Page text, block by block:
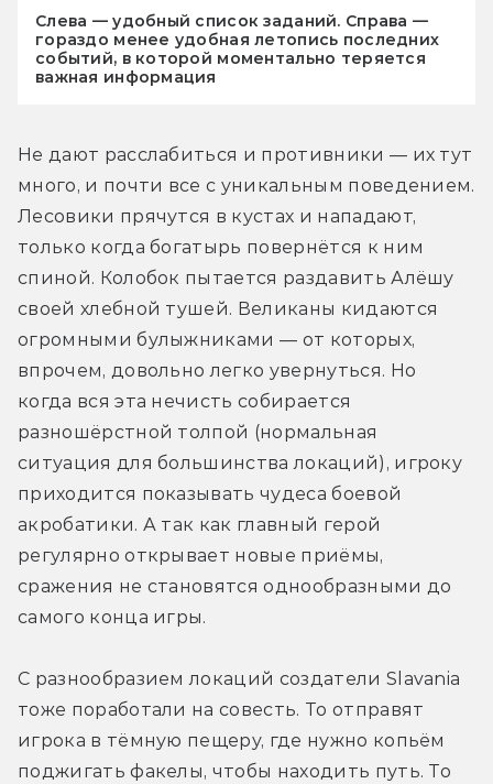
Слева — удобный список заданий. Справа —
гораздо менее удобная летопись последних
событий, в которой моментально теряется
важная информация
Не дают расслабиться и противники — их тут
много, и почти все с уникальным поведением.
Лесовики прячутся в кустах и нападают,
только когда богатырь повернётся к ним
спиной. Колобок пытается раздавить Алёшу
своей хлебной тушей. Великаны кидаются
огромными булыжниками — от которых,
впрочем, довольно легко увернуться. Но
когда вся эта нечисть собирается
разношёрстной толпой (нормальная
ситуация для большинства локаций), игроку
приходится показывать чудеса боевой
акробатики. А так как главный герой
регулярно открывает новые приёмы,
сражения не становятся однообразными до
самого конца игры.
С разнообразием локаций создатели Slavania
тоже поработали на совесть. То отправят
игрока в тёмную пещеру, где нужно копьём
поджигать факелы, чтобы находить путь. То